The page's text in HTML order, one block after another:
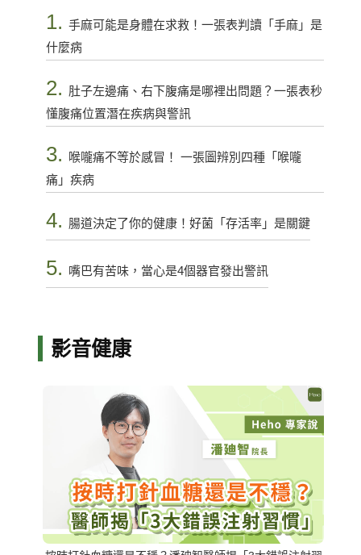
1. 手麻可能是身體在求救！一張表判讀「手麻」是
什麼病
2. 肚子左邊痛、右下腹痛是哪裡出問題？一張表秒
懂腹痛位置潛在疾病與警訊
3.
喉嚨痛不等於感冒！ 一張圖辨別四種「喉嚨
痛」疾病
4. 腸道決定了你的健康！好菌「存活率」是關鍵
5. 嘴巴有苦味，當心是4個器官發出警訊
影音健康